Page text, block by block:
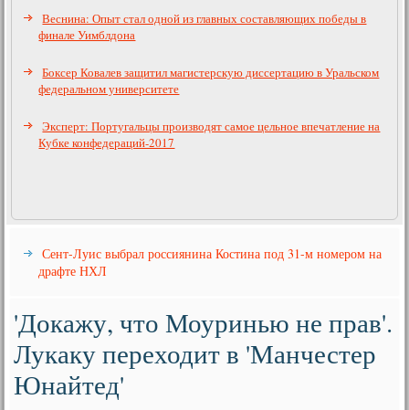
Веснина: Опыт стал одной из главных составляющих победы в
финале Уимблдона
Боксер Ковалев защитил магистерскую диссертацию в Уральском
федеральном университете
Эксперт: Португальцы производят самое цельное впечатление на
Кубке конфедераций-2017
Сент-Луис выбрал россиянина Костина под 31-м номером на
драфте НХЛ
'Докажу, что Моуринью не прав'.
Лукаку переходит в 'Манчестер
Юнайтед'